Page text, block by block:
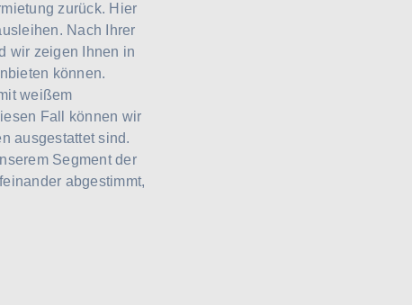
zurück. Hier
Nach Ihrer
wir zeigen Ihnen in
können.
weißem
Fall können wir
ausgestattet sind.
Segment der
abgestimmt,